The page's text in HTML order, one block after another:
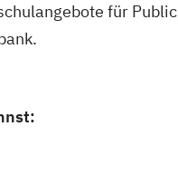
für Public